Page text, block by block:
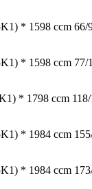
* 1598 ccm 66/
* 1598 ccm 77/
* 1798 ccm 118/
* 1984 ccm
* 1984 ccm